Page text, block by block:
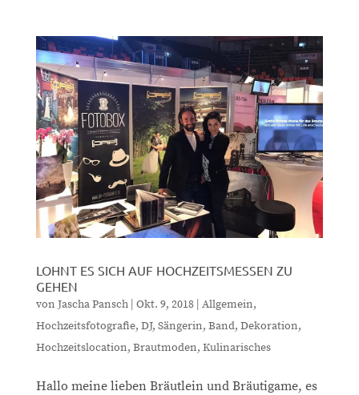
LOHNT ES SICH AUF HOCHZEITSMESSEN ZU
GEHEN
von Jascha Pansch| Okt. 9, 2018| Allgemein,
Hochzeitsfotografie, DJ, Sängerin, Band, Dekoration,
Hochzeitslocation, Brautmoden, Kulinarisches
Hallo meine lieben Bräutlein und Bräutigame, es